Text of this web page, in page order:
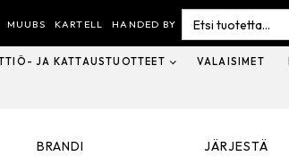
MUUBS KARTELL HANDED BY
Search
for:
JA KATTAUSTUOTTEET VALAISIMET
BRANDI
JÄRJESTÄ